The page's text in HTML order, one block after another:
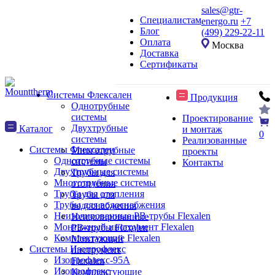
Специалистам
Блог
Оплата
Доставка
Сертификаты
sales@gtr-
energo.ru +7
(499) 229-22-11
Москва
Продукция
Проектирование
и монтаж
Реализованные
проекты
Контакты
0
Системы Флексален
Однотрубные
системы
Двухтрубные
системы
Многотрубные
системы
Трубы для
отопления
Трубы для
водоснабжения
Неизолированные
PB-трубы Flexalen
Монтажный
инструмент
Flexalen
Комплектующие
Каталог
Системы Флексален
Однотрубные системы
Двухтрубные системы
Многотрубные системы
Трубы для отопления
Трубы для водоснабжения
Неизолированные PB-трубы Flexalen
Монтажный инструмент Flexalen
Комплектующие Flexalen
Системы Изопрофлекс
Изопрофлекс-95А
Изопрофлекс